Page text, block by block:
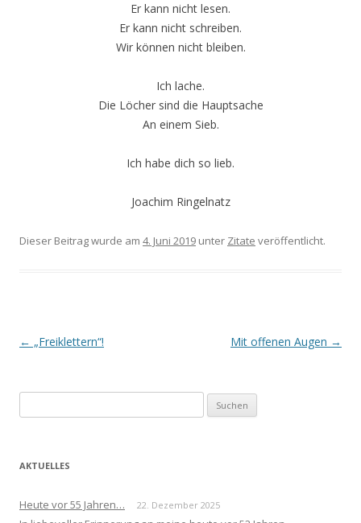
Er kann nicht lesen.
Er kann nicht schreiben.
Wir können nicht bleiben.
Ich lache.
Die Löcher sind die Hauptsache
An einem Sieb.
Ich habe dich so lieb.
Joachim Ringelnatz
Dieser Beitrag wurde am 4. Juni 2019 unter Zitate veröffentlicht.
Beitrags-
← „Freiklettern“! Mit offenen Augen →
nach:
AKTUELLES
Heute vor 55 Jahren… 22. Dezember 2025